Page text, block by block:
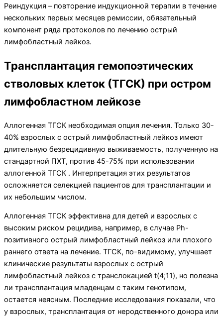
Реиндукция – повторение индукционной терапии в течение
нескольких первых месяцев ремиссии, обязательный
компонент ряда протоколов по лечению острый
лимфобластный лейкоз.
Трансплантация гемопоэтических
стволовых клеток (ТГСК) при остром
лимфобластном лейкозе
Аллогенная ТГСК необходимая опция лечения. Только 30-
40% взрослых с острый лимфобластный лейкоз имеют
длительную безрецидивную выживаемость, полученную на
стандартной ПХТ, против 45-75% при использовании
аллогенной ТГСК . Интерпретация этих результатов
осложняется селекцией пациентов для трансплантации и
их небольшим числом.
Аллогенная ТГСК эффективна для детей и взрослых с
высоким риском рецидива, например, в случае Ph-
позитивного острый лимфобластный лейкоз или плохого
раннего ответа на лечение. ТГСК, по-видимому, улучшает
клинические результаты взрослых с острый
лимфобластный лейкоз с транслокацией t(4;11), но полезна
ли трансплантация младенцам с таким генотипом,
остается неясным. Последние исследования показали, что
у взрослых, трансплантация от неродственного донора или